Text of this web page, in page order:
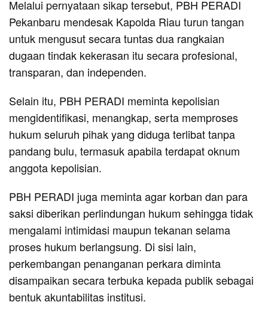
Melalui pernyataan sikap tersebut, PBH PERADI
Pekanbaru mendesak Kapolda Riau turun tangan
untuk mengusut secara tuntas dua rangkaian
dugaan tindak kekerasan itu secara profesional,
transparan, dan independen.
Selain itu, PBH PERADI meminta kepolisian
mengidentifikasi, menangkap, serta memproses
hukum seluruh pihak yang diduga terlibat tanpa
pandang bulu, termasuk apabila terdapat oknum
anggota kepolisian.
PBH PERADI juga meminta agar korban dan para
saksi diberikan perlindungan hukum sehingga tidak
mengalami intimidasi maupun tekanan selama
proses hukum berlangsung. Di sisi lain,
perkembangan penanganan perkara diminta
disampaikan secara terbuka kepada publik sebagai
bentuk akuntabilitas institusi.